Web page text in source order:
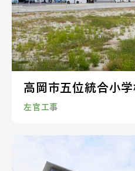
高岡市五位統合小
左官工事